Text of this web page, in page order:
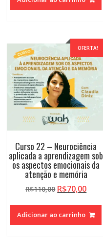
era:
é:
OFERTA!
Curso 22 – Neurociência
aplicada a aprendizagem sob
os aspectos emocionais da
atenção e memória
R$110,00 O
original
era:
R$70,00O
atual
é:
Adicionar ao carrinho